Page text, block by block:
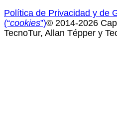
Política de Privacidad y de
(“cookies”)© 2014-2026
TecnoTur, Allan Tépper y